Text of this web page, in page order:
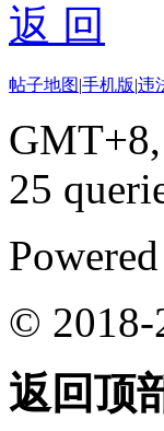
返 回
帖子地图|手机版|违
25
© 2018-
返回顶